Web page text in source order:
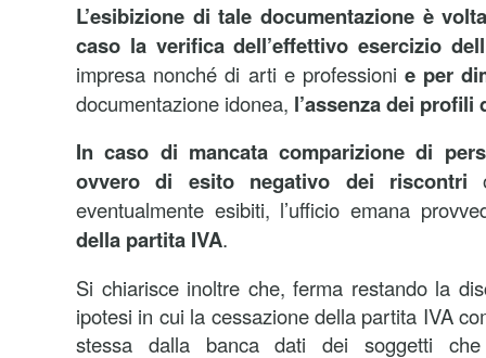
L’esibizione di tale documentazione è
caso la verifica dell’effettivo esercizio
impresa nonché di arti e professioni e per
documentazione idonea, l’assenza dei
In caso di mancata comparizione di
ovvero di esito negativo dei riscontri
eventualmente esibiti, l’ufficio emana
della partita IVA.
Si chiarisce inoltre che, ferma restando la
ipotesi in cui la cessazione della partita IVA
stessa dalla banca dati dei soggetti che